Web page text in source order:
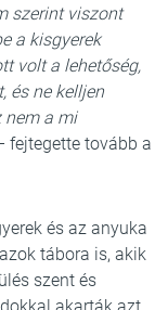
szerint viszont
a kisgyerek
volt a lehetőség,
és ne kelljen
nem a mi
fejtegette tovább a
és az anyuka
tábora is, akik
szent és